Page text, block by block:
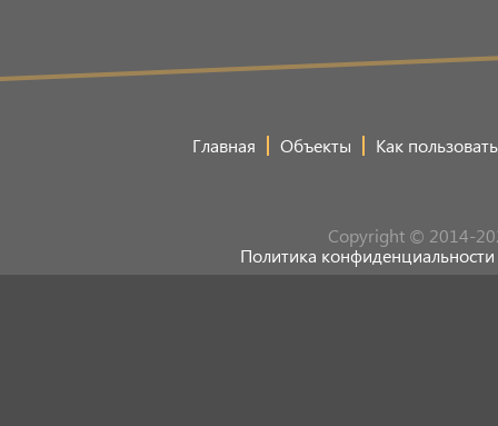
Главная Объекты Как
Copyright © 2014-
Политика конфиденциальности